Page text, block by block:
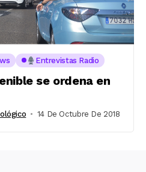
Entrevistas Radio
se ordena en
14 De Octubre De 2018